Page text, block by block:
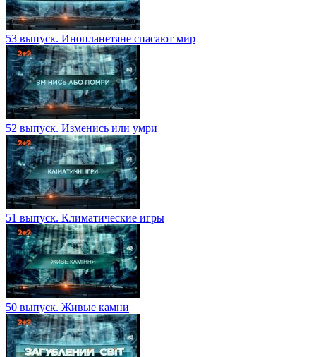
53 выпуск. Инопланетяне спасают мир
52 выпуск. Изменись или умри
51 выпуск. Климатические игры
50 выпуск. Живые камни